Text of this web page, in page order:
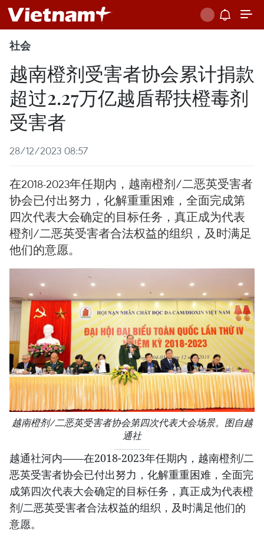
社会
越南橙剂受害者协会累计捐款
超过2.27万亿越盾帮扶橙毒剂
受害者
28/12/2023 08:57
在2018-2023年任期内，越南橙剂/二恶英受害者
协会已付出努力，化解重重困难，全面完成第
四次代表大会确定的目标任务，真正成为代表
橙剂/二恶英受害者合法权益的组织，及时满足
他们的意愿。
越南橙剂/二恶英受害者协会第四次代表大会场景。图自越
通社
越通社河内——在2018-2023年任期内，越南橙剂/二
恶英受害者协会已付出努力，化解重重困难，全面完
成第四次代表大会确定的目标任务，真正成为代表橙
剂/二恶英受害者合法权益的组织，及时满足他们的
意愿。